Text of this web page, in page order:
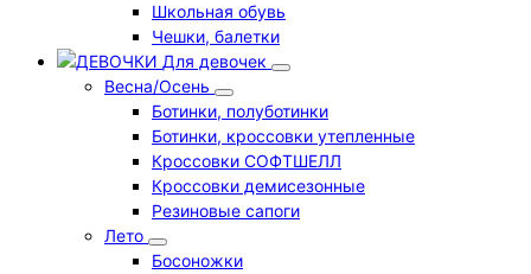
Школьная обувь
Чешки, балетки
Для девочек
Весна/Осень
Ботинки, полуботинки
Ботинки, кроссовки утепленные
Кроссовки СОФТШЕЛЛ
Кроссовки демисезонные
Резиновые сапоги
Лето
Босоножки